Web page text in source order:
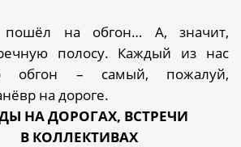
пошёл на обгон… А, значит,
полосу. Каждый из нас
обгон – самый, пожалуй,
на дороге.
НА ДОРОГАХ, ВСТРЕЧИ
В КОЛЛЕКТИВАХ